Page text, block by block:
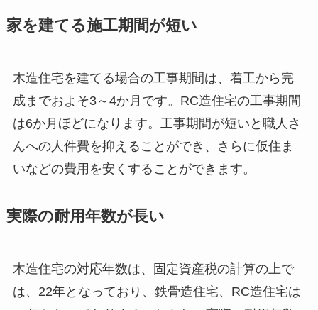
家を建てる施工期間が短い
木造住宅を建てる場合の工事期間は、着工から完
成までおよそ3～4か月です。RC造住宅の工事期間
は6か月ほどになります。工事期間が短いと職人さ
んへの人件費を抑えることができ、さらに仮住ま
いなどの費用を安くすることができます。
実際の耐用年数が長い
木造住宅の対応年数は、固定資産税の計算の上で
は、22年となっており、鉄骨造住宅、RC造住宅は